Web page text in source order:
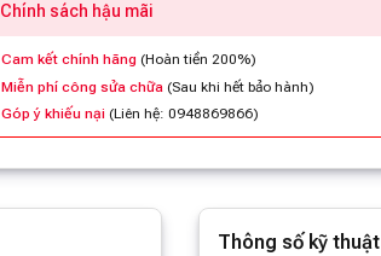
Chính sách hậu mãi
Cam kết chính hãng (Hoàn tiền 200%)
Miễn phí công sửa chữa (Sau khi hết bảo hành)
Góp ý khiếu nại (Liên hệ: 0948869866)
Thông số kỹ thuật